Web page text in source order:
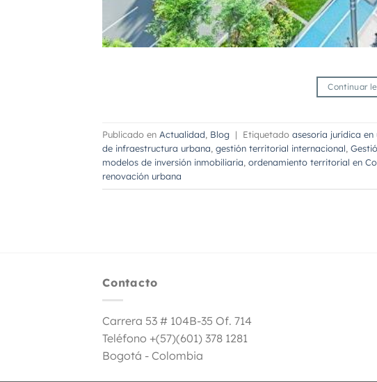
Continuar
Publicado en Actualidad, Blog | Etiquetado asesoría jurídica en
de infraestructura urbana, gestión territorial internacional,
modelos de inversión inmobiliaria, ordenamiento territorial en
renovación urbana
Contacto
Carrera 53 # 104B-35 Of. 714
Teléfono +(57)(601) 378 1281
Bogotá - Colombia